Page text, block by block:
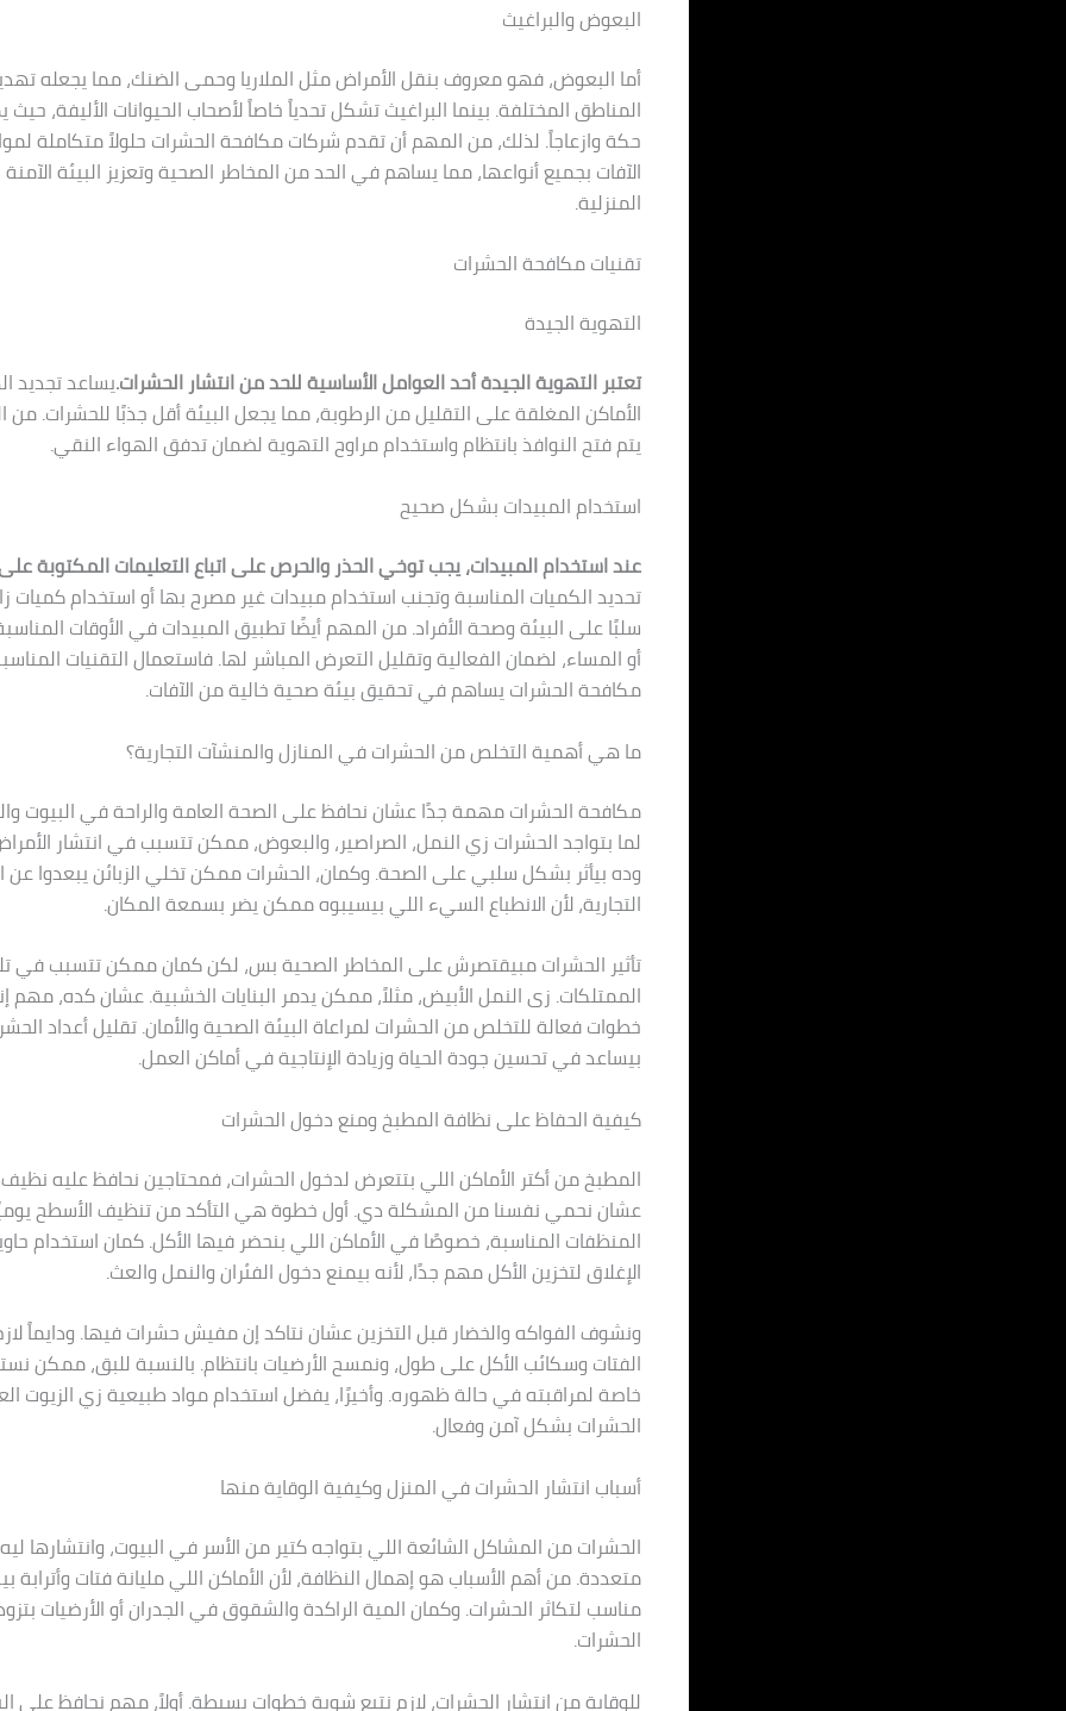
البعوض والبراغيث
أما البعوض، فهو معروف بنقل الأمراض مثل الملاريا وحمى الضنك، مما يجعله
المناطق المختلفة. بينما البراغيث تشكل تحدياً خاصاً لأصحاب الحيوانات الأليفة،
حكة وازعاجاً. لذلك، من المهم أن تقدم شركات مكافحة الحشرات حلولاً متكاملة
الآفات بجميع أنواعها، مما يساهم في الحد من المخاطر الصحية وتعزيز البيئة الآمنة
المنزلية.
تقنيات مكافحة الحشرات
التهوية الجيدة
تعتبر التهوية الجيدة أحد العوامل الأساسية للحد من انتشار الحشرات.يساعد تجديد
الأماكن المغلقة على التقليل من الرطوبة، مما يجعل البيئة أقل جذبًا للحشرات. من
يتم فتح النوافذ بانتظام واستخدام مراوح التهوية لضمان تدفق الهواء النقي.
استخدام المبيدات بشكل صحيح
عند استخدام المبيدات، يجب توخي الحذر والحرص على اتباع التعليمات المكتوبة
تحديد الكميات المناسبة وتجنب استخدام مبيدات غير مصرح بها أو استخدام كميات
سلبًا على البيئة وصحة الأفراد. من المهم أيضًا تطبيق المبيدات في الأوقات
أو المساء، لضمان الفعالية وتقليل التعرض المباشر لها. فاستعمال التقنيات
مكافحة الحشرات يساهم في تحقيق بيئة صحية خالية من الآفات.
ما هي أهمية التخلص من الحشرات في المنازل والمنشآت التجارية؟
مكافحة الحشرات مهمة جدًا عشان نحافظ على الصحة العامة والراحة في البيوت
لما بتواجد الحشرات زي النمل، الصراصير، والبعوض، ممكن تتسبب في انتشار
وده بيأثر بشكل سلبي على الصحة. وكمان، الحشرات ممكن تخلي الزبائن يبعدوا عن
التجارية، لأن الانطباع السيء اللي بيسيبوه ممكن يضر بسمعة المكان.
تأثير الحشرات مبيقتصرش على المخاطر الصحية بس، لكن كمان ممكن تتسبب في
الممتلكات. زى النمل الأبيض، مثلاً، ممكن يدمر البنايات الخشبية. عشان كده، مهم
خطوات فعالة للتخلص من الحشرات لمراعاة البيئة الصحية والأمان. تقليل أعداد
بيساعد في تحسين جودة الحياة وزيادة الإنتاجية في أماكن العمل.
كيفية الحفاظ على نظافة المطبخ ومنع دخول الحشرات
المطبخ من أكتر الأماكن اللي بتتعرض لدخول الحشرات، فمحتاجين نحافظ عليه
عشان نحمي نفسنا من المشكلة دي. أول خطوة هي التأكد من تنظيف الأسطح
المنظفات المناسبة، خصوصًا في الأماكن اللي بنحضر فيها الأكل. كمان استخدام
الإغلاق لتخزين الأكل مهم جدًا، لأنه بيمنع دخول الفئران والنمل والعث.
ونشوف الفواكه والخضار قبل التخزين عشان نتاكد إن مفيش حشرات فيها. ودايماً
الفتات وسكائب الأكل على طول، ونمسح الأرضيات بانتظام. بالنسبة للبق، ممكن
خاصة لمراقبته في حالة ظهوره. وأخيرًا، يفضل استخدام مواد طبيعية زي الزيوت
الحشرات بشكل آمن وفعال.
أسباب انتشار الحشرات في المنزل وكيفية الوقاية منها
الحشرات من المشاكل الشائعة اللي بتواجه كتير من الأسر في البيوت، وانتشارها
متعددة. من أهم الأسباب هو إهمال النظافة، لأن الأماكن اللي مليانة فتات وأترابة
مناسب لتكاثر الحشرات. وكمان المية الراكدة والشقوق في الجدران أو الأرضيات
الحشرات.
للوقاية من انتشار الحشرات، لازم نتبع شوية خطوات بسيطة. أولاً، مهم نحافظ على